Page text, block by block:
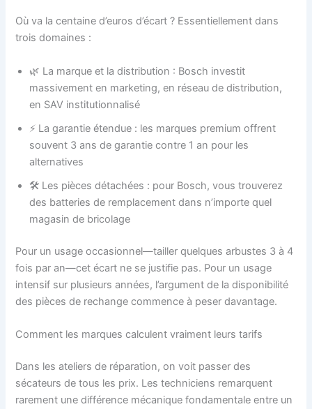
Où va la centaine d’euros d’écart ? Essentiellement dans
trois domaines :
🌿 La marque et la distribution : Bosch investit
massivement en marketing, en réseau de distribution,
en SAV institutionnalisé
⚡ La garantie étendue : les marques premium offrent
souvent 3 ans de garantie contre 1 an pour les
alternatives
🛠️ Les pièces détachées : pour Bosch, vous trouverez
des batteries de remplacement dans n’importe quel
magasin de bricolage
Pour un usage occasionnel—tailler quelques arbustes 3 à 4
fois par an—cet écart ne se justifie pas. Pour un usage
intensif sur plusieurs années, l’argument de la disponibilité
des pièces de rechange commence à peser davantage.
Comment les marques calculent vraiment leurs tarifs
Dans les ateliers de réparation, on voit passer des
sécateurs de tous les prix. Les techniciens remarquent
rarement une différence mécanique fondamentale entre un